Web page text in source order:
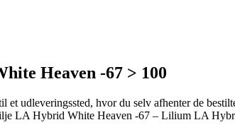
Heaven -67 > 100
udleveringssted, hvor du selv afhenter de
LA Hybrid White Heaven -67 – Lilium LA